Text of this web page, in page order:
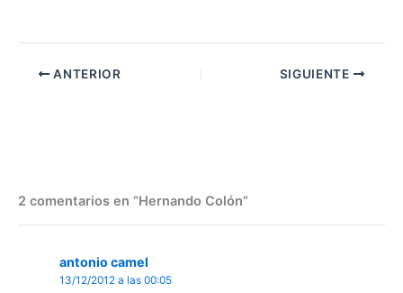
ANTERIOR SIGUIENTE
2 comentarios en “Hernando Colón”
antonio camel
13/12/2012 a las 00:05